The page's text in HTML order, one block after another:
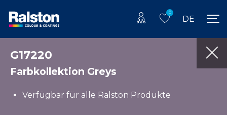
0
DE
G17220
Farbkollektion Greys
Verfügbar für alle Ralston Produkte